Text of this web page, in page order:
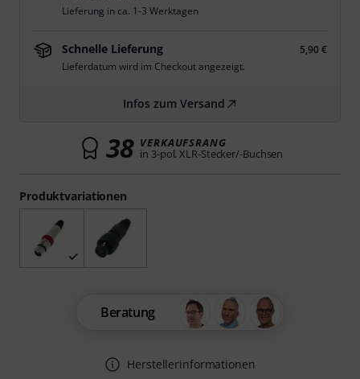
Produktvariationen
Lieferung in ca. 1-3 Werktagen
Schnelle Lieferung
5,90 €
Lieferdatum wird im Checkout angezeigt.
Infos zum Versand
38 VERKAUFSRANG
in 3-pol. XLR-Stecker/-Buchsen
Beratung
Herstellerinformationen